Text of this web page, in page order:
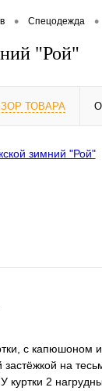
• Спецодежда •
"Рой"
ТОВАРА
с капюшоном
застёжкой на
куртки 2